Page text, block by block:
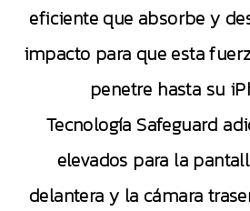
eficiente que absorbe y
impacto para que esta
penetre hasta su
Tecnología Safeguard
elevados para la
delantera y la cámara